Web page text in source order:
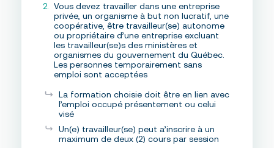
Vous devez travailler dans une entreprise
privée, un organisme à but non lucratif, une
coopérative, être travailleur(se) autonome
ou propriétaire d’une entreprise excluant
les travailleur(se)s des ministères et
organismes du gouvernement du Québec.
Les personnes temporairement sans
emploi sont acceptées
La formation choisie doit être en lien avec
l’emploi occupé présentement ou celui
visé
Un(e) travailleur(se) peut a’inscrire à un
maximum de deux (2) cours par session